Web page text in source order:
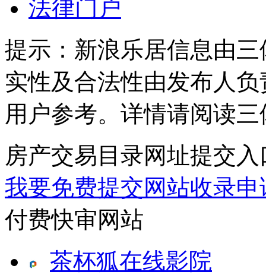
法律门户
提示： 新浪乐居信息由
实性及合法性由发布人
用户参考。详情请阅读
房产交易目录网址提交入
我要免费提交网站收录申
付费快审网站
茶杯狐在线影院